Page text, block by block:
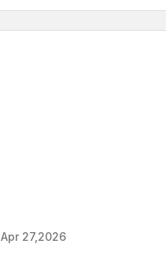
Apr 27,2026